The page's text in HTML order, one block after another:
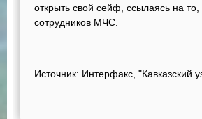
открыть свой сейф, ссылаясь на
сотрудников МЧС.
Источник: Интерфакс, "Кавказский